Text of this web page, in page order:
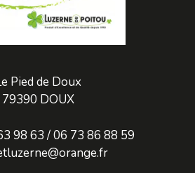
Pied de Doux
79390 DOUX
98 63 / 06 73 86 88 59